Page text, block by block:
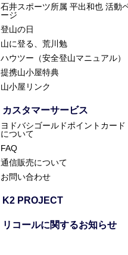
石井スポーツ所属 平出和也 活動
ージ
登山の日
山に登る、荒川勉
ハウツー（安全登山マニュアル）
提携山小屋特典
山小屋リンク
カスタマーサービス
ヨドバシゴールドポイントカード
について
FAQ
通信販売について
お問い合わせ
K2 PROJECT
リコールに関するお知らせ